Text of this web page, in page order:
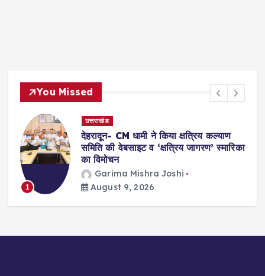
You Missed
1
उत्तराखंड
देहरादून- CM धामी ने किया क्षत्रिय कल्याण
समिति की वेबसाइट व ‘क्षत्रिय जागरण’ स्मारिका
का विमोचन
Garima Mishra Joshi
August 9, 2026